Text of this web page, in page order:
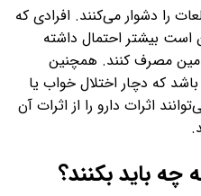
را دشوار می‌کنند. افرادی که
بیشتر احتمال داشته
مصرف کنند. همچنین
که دچار اختلال خواب یا
اثرات دارو را از اثرات آن
چه باید بکنند؟